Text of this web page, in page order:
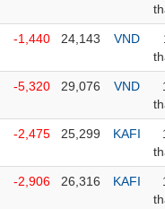
-1,440 24,143 VND
-5,320 29,076 VND
-2,475 25,299 KAFI
-2,906 26,316 KAFI